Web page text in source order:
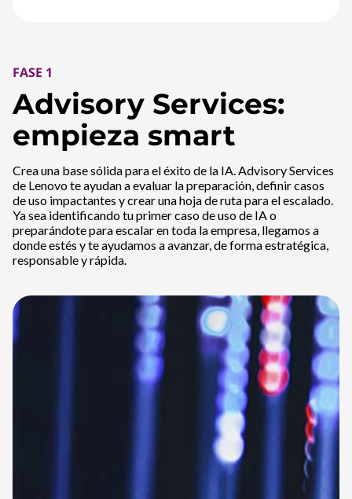
FASE 1
Advisory Services:
empieza smart
Crea una base sólida para el éxito de la IA. Advisory Services
de Lenovo te ayudan a evaluar la preparación, definir casos
de uso impactantes y crear una hoja de ruta para el escalado.
Ya sea identificando tu primer caso de uso de IA o
preparándote para escalar en toda la empresa, llegamos a
donde estés y te ayudamos a avanzar, de forma estratégica,
responsable y rápida.